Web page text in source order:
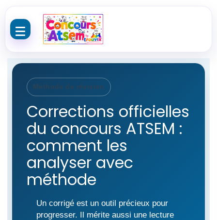
Aller au contenu
Méthode de révision
Corrections officielles
du concours ATSEM :
comment les
analyser avec
méthode
Un corrigé est un outil précieux pour
progresser. Il mérite aussi une lecture